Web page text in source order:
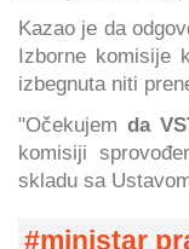
Kazao je da
Izborne komisije
izbegnuta niti
"Očekujemda
komisiji
skladu sa
ministar